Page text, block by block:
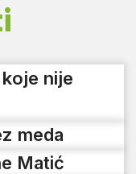
nije
meda
Matić